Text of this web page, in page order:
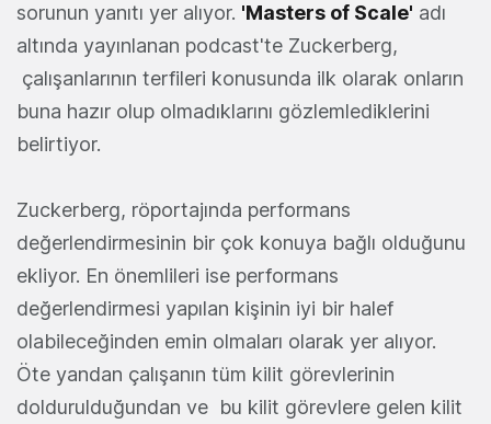
sorunun yanıtı yer alıyor. 'Masters of Scale' adı
altında yayınlanan podcast'te Zuckerberg,
çalışanlarının terfileri konusunda ilk olarak onların
buna hazır olup olmadıklarını gözlemlediklerini
belirtiyor.
Zuckerberg, röportajında performans
değerlendirmesinin bir çok konuya bağlı olduğunu
ekliyor. En önemlileri ise performans
değerlendirmesi yapılan kişinin iyi bir halef
olabileceğinden emin olmaları olarak yer alıyor.
Öte yandan çalışanın tüm kilit görevlerinin
doldurulduğundan ve bu kilit görevlere gelen kilit